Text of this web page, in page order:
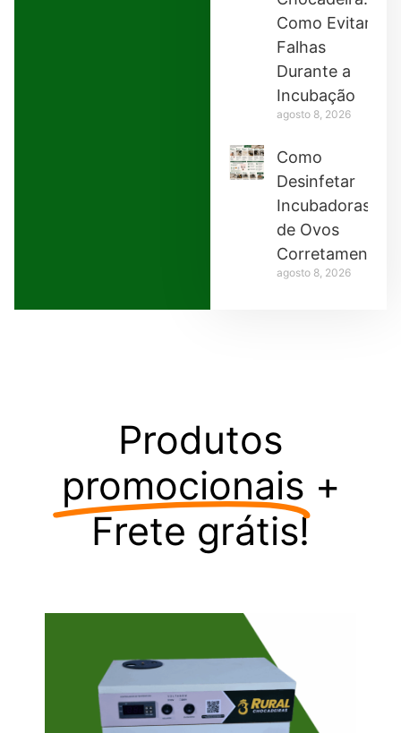
Como Evitar
Falhas
Durante a
Incubação
agosto 8, 2026
Como
Desinfetar
Incubadoras
de Ovos
Corretamente
agosto 8, 2026
Produtos
promocionais +
Frete grátis!